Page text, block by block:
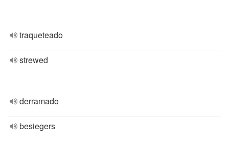
traqueteado
strewed
derramado
besiegers